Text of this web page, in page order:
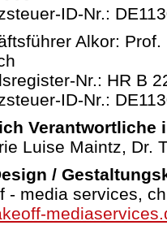
ID-Nr.:
Alkor:
Nr.: HR B
ID-Nr.:
Verantwortliche
Luise Maintz, Dr.
/
- media services,